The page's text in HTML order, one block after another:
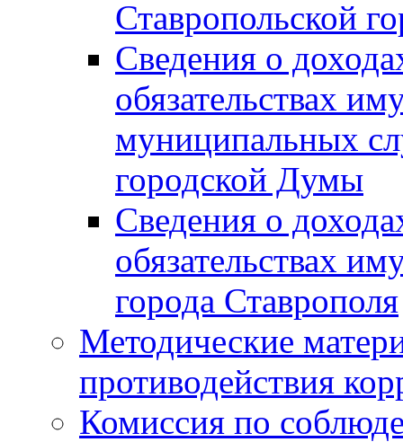
Ставропольской
Сведения о
обязательствах
муниципальных
городской Думы
Сведения о
обязательствах
города Ставрополя
Методические
противодействия
Комиссия по